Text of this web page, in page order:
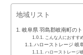
地域リスト
岐阜県 羽島郡岐南町の
こんな人におすす
ハローストレージ 岐
ハローストレージ